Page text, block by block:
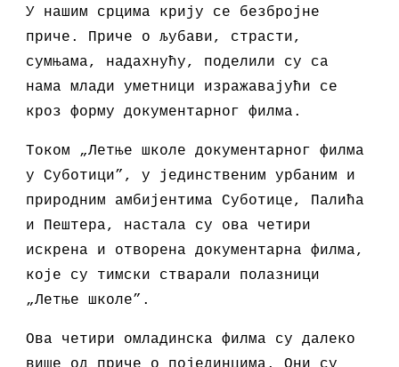
У нашим срцима крију се безбројне
приче. Приче о љубави, страсти,
сумњама, надахнућу, поделили су са
нама млади уметници изражавајући се
кроз форму документарног филма.
Током „Летње школе документарног филма
у Суботици”, у јединственим урбаним и
природним амбијентима Суботице, Палића
и Пештера, настала су ова четири
искрена и отворена документарна филма,
кој е су тимски стварали полазници
„Летње школе” .
Ова четири омладинска филма су далеко